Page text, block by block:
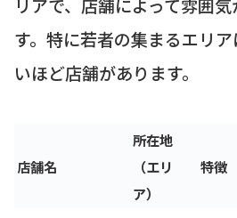
す。特に若者の集まるエリ
いほど店舗があります。
店舗名
所在地
（エリ
ア）
特徴